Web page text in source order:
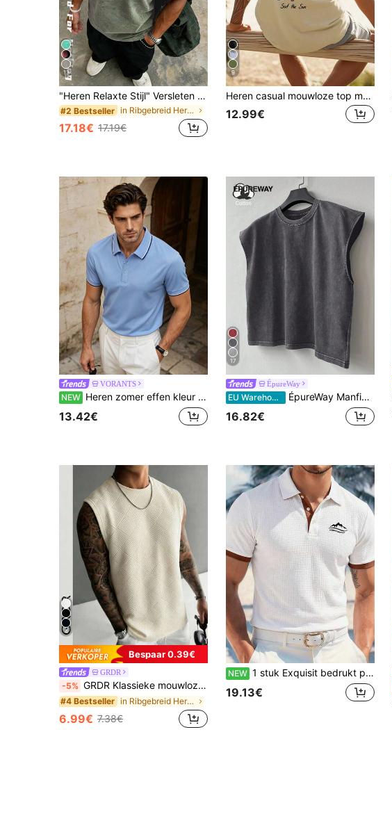
13
"Heren Relaxte Stijl" Versleten Zwarte Losse Mouwloze Tanktop, Gewassen Versleten Ambacht + Brede Schouderpasvorm, Vintage Streetwear Zomer Opvallende Stijl
#2 Bestseller in Ribgebreid Heren tanktops
17.18€ 17.19€
9
Heren casual mouwloze top met kokosboom- en letterprint, strandkleding
12.99€
VORANTS
NEW Heren zomer effen kleur korte mouwen casual woon-werkverkeer knoopkraag poloshirt, geschikt voor golf, lichtblauw poloshirt
13.42€
17
ÉpureWay
EU Warehouse ÉpureWay Manfinity Streetrush heren zomerse casual losse pasvorm crewneck tanktop katoen, vakantie
16.82€
4
Bespaar 0.39€
GRDR
-5% GRDR Klassieke mouwloze tanktop met ronde hals voor heren, geschikt voor sport, fitness en dagelijks gebruik.
#4 Bestseller in Ribgebreid Heren tanktops
6.99€ 7.38€
NEW 1 stuk Exquisit bedrukt patroon Heren zakelijk casual poloshirt, Comfortabele stof, Geschikt voor golf of tennis sporten, Buitenreizen, Thuisvrije tijd, Cadeau voor heren
19.13€